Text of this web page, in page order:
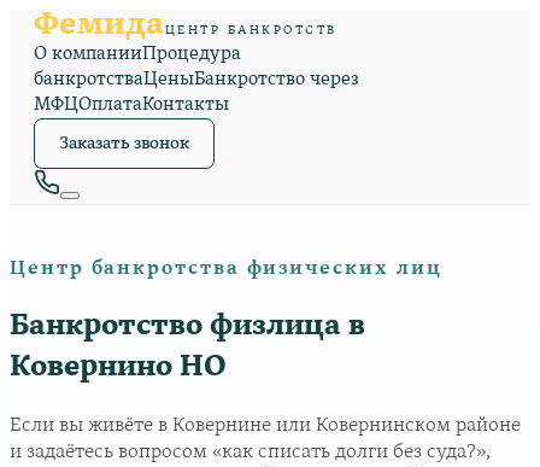
ФемидаЦЕНТР БАНКРОТСТВ
О компанииПроцедура
банкротстваЦеныБанкротство через
МФЦОплатаКонтакты
Заказать звонок
Центр банкротства физических лиц
Банкротство физлица в
Ковернино НО
Если вы живёте в Ковернине или Ковернинском районе
и задаётесь вопросом «как списать долги без суда?»,